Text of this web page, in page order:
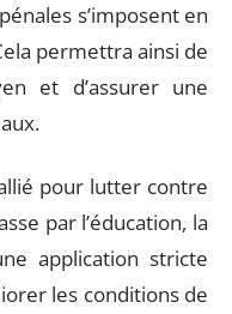
s’imposent en
permettra ainsi de
et d’assurer une
pour lutter contre
par l’éducation, la
application stricte
les conditions de